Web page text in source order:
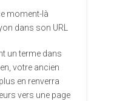
moment-là
dans son URL
un terme dans
votre ancien
en renverra
vers une page